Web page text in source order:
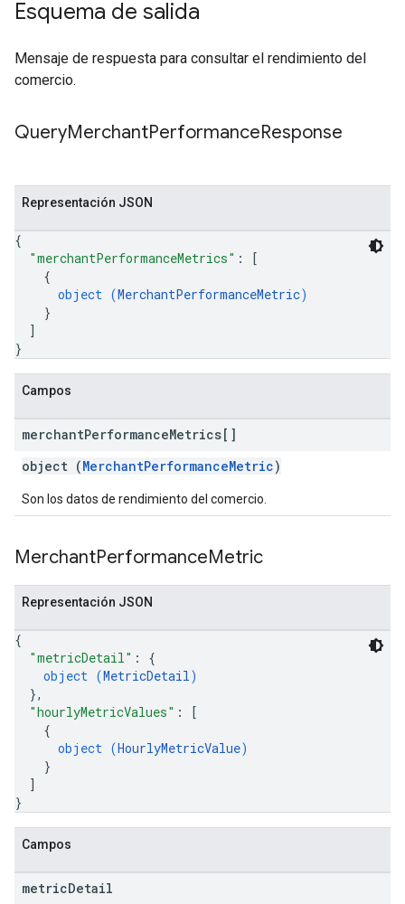
Esquema de salida
Mensaje de respuesta para consultar el rendimiento del
comercio.
QueryMerchantPerformanceResponse
Representación JSON
{
"merchantPerformanceMetrics" :
[
{
object (MerchantPerformanceMetric)
}
]
}
Campos
merchantPerformanceMetrics[]
object (MerchantPerformanceMetric)
Son los datos de rendimiento del comercio.
MerchantPerformanceMetric
Representación JSON
{
"metricDetail" : {
object (MetricDetail)
},
"hourlyMetricValues" :
[
{
object (HourlyMetricValue)
}
]
}
Campos
metricDetail